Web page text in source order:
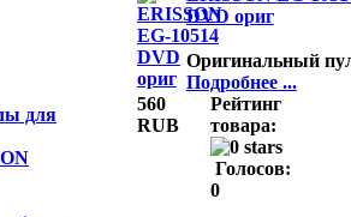
для
DVD ориг
Оригинальный
Подробнее ...
560
RUB
Рейтинг
товара:
Голосов:
0